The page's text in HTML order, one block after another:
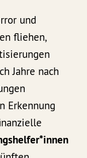
und
fliehen,
Jahre nach
Erkennung